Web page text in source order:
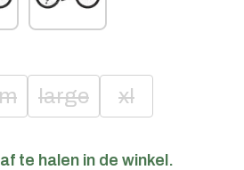
large xl
te halen in de winkel.